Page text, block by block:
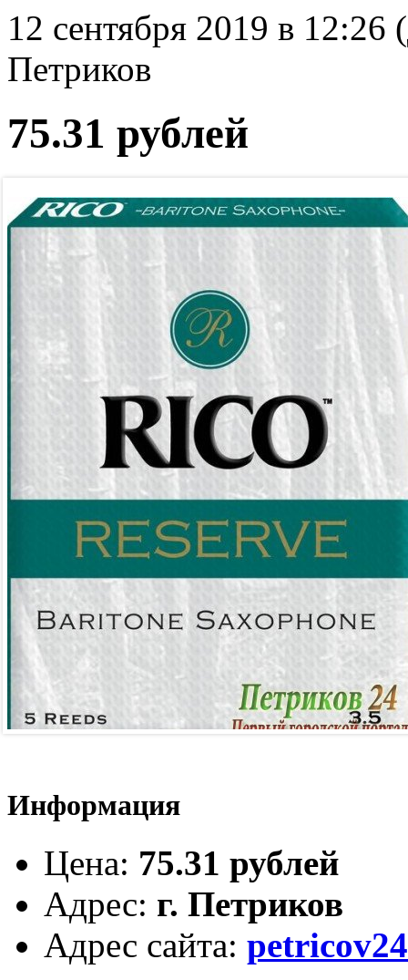
12 сентября 2019 в
Петриков
75.31 рублей
Информация
Цена: 75.31 рублей
Адрес: г. Петриков
Адрес сайта: